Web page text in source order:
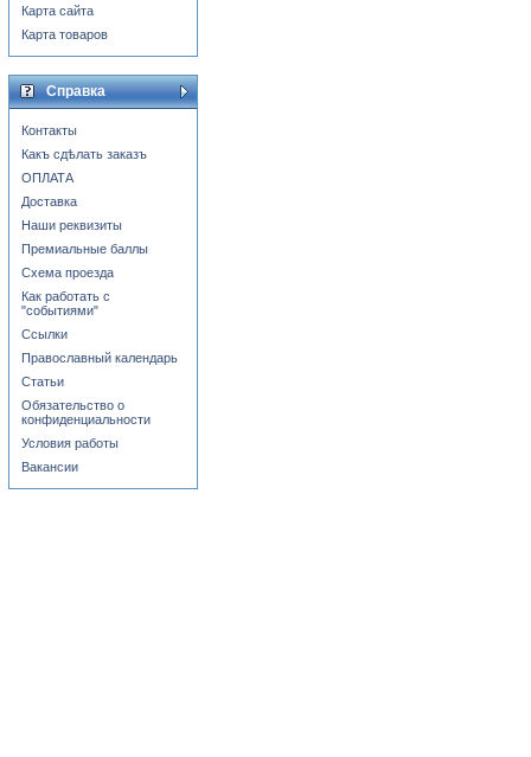
Карта сайта
Карта товаров
Справка
Контакты
Какъ сдѣлать заказъ
ОПЛАТА
Доставка
Наши реквизиты
Премиальные баллы
Схема проезда
Как работать с
"событиями"
Ссылки
Православный календарь
Статьи
Обязательство о
конфиденциальности
Условия работы
Вакансии